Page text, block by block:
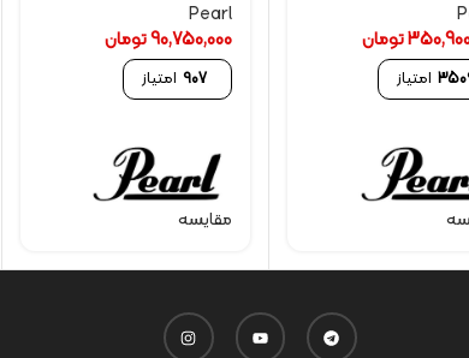
تومان
امتیاز
Pearl
90,750,000تومان
907 امتیاز
مقایسه